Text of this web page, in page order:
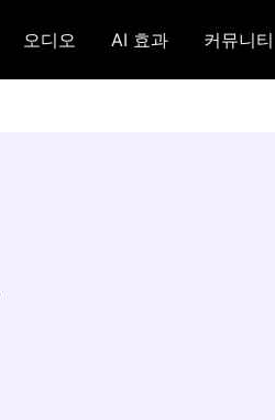
오디오 AI 효과 커뮤니티